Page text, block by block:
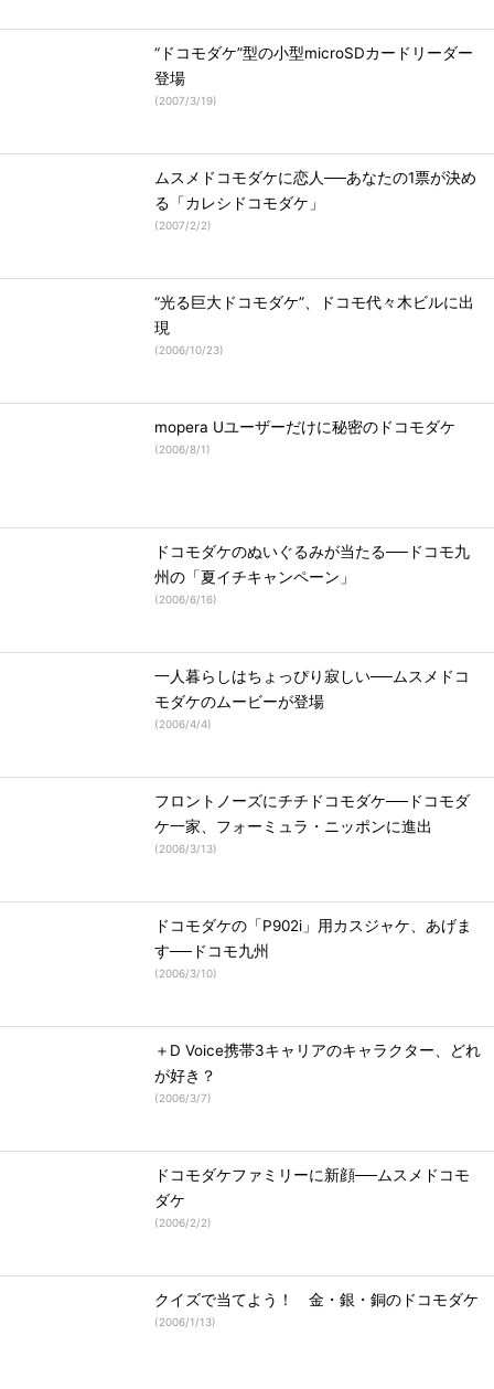
“ドコモダケ”型の小型microSDカードリーダー
登場
(2007/3/19)
ムスメドコモダケに恋人──あなたの1票が決め
る「カレシドコモダケ」
(2007/2/2)
“光る巨大ドコモダケ”、ドコモ代々木ビルに出
現
(2006/10/23)
mopera Uユーザーだけに秘密のドコモダケ
(2006/8/1)
ドコモダケのぬいぐるみが当たる──ドコモ九
州の「夏イチキャンペーン」
(2006/6/16)
一人暮らしはちょっぴり寂しい──ムスメドコ
モダケのムービーが登場
(2006/4/4)
フロントノーズにチチドコモダケ──ドコモダ
ケ一家、フォーミュラ・ニッポンに進出
(2006/3/13)
ドコモダケの「P902i」用カスジャケ、あげま
す──ドコモ九州
(2006/3/10)
＋D Voice携帯3キャリアのキャラクター、どれ
が好き？
(2006/3/7)
ドコモダケファミリーに新顔──ムスメドコモ
ダケ
(2006/2/2)
クイズで当てよう！ 金・銀・銅のドコモダケ
(2006/1/13)